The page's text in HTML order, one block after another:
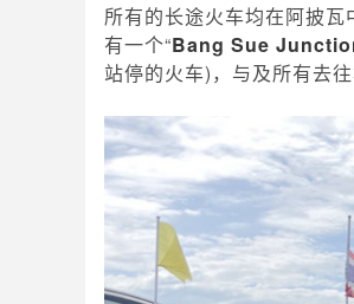
所有的长途火车均在阿披
有一个“Bang Sue
站停的火车)，与及所有去